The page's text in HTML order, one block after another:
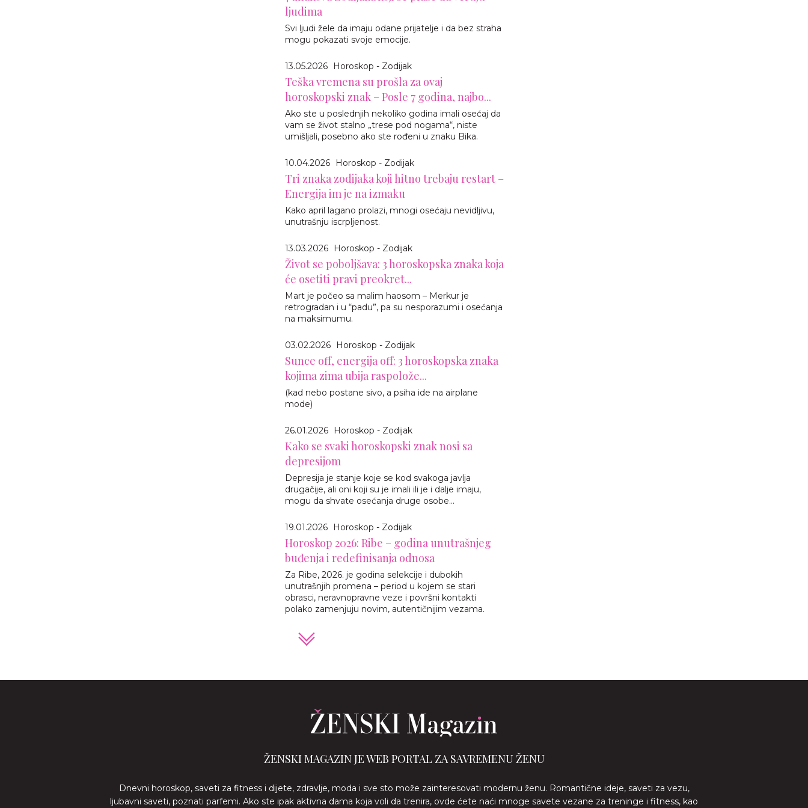
ljudima
Svi ljudi žele da imaju odane prijatelje i da bez straha
mogu pokazati svoje emocije.
13.05.2026 Horoskop - Zodijak
Teška vremena su prošla za ovaj
horoskopski znak – Posle 7 godina, najbo...
Ako ste u poslednjih nekoliko godina imali osećaj da
vam se život stalno „trese pod nogama“, niste
umišljali, posebno ako ste rođeni u znaku Bika.
10.04.2026 Horoskop - Zodijak
Tri znaka zodijaka koji hitno trebaju restart –
Energija im je na izmaku
Kako april lagano prolazi, mnogi osećaju nevidljivu,
unutrašnju iscrpljenost.
13.03.2026 Horoskop - Zodijak
Život se poboljšava: 3 horoskopska znaka koja
će osetiti pravi preokret...
Mart je počeo sa malim haosom – Merkur je
retrogradan i u “padu”, pa su nesporazumi i osećanja
na maksimumu.
03.02.2026 Horoskop - Zodijak
Sunce off, energija off: 3 horoskopska znaka
kojima zima ubija raspolože...
(kad nebo postane sivo, a psiha ide na airplane
mode)
26.01.2026 Horoskop - Zodijak
Kako se svaki horoskopski znak nosi sa
depresijom
Depresija je stanje koje se kod svakoga javlja
drugačije, ali oni koji su je imali ili je i dalje imaju,
mogu da shvate osećanja druge osobe...
19.01.2026 Horoskop - Zodijak
Horoskop 2026: Ribe – godina unutrašnjeg
buđenja i redefinisanja odnosa
Za Ribe, 2026. je godina selekcije i dubokih
unutrašnjih promena – period u kojem se stari
obrasci, neravnopravne veze i površni kontakti
polako zamenjuju novim, autentičnijim vezama.
ŽENSKI MAGAZIN JE WEB PORTAL ZA SAVREMENU ŽENU
Dnevni horoskop, saveti za fitness i dijete, zdravlje, moda i sve sto može zainteresovati modernu ženu. Romantične ideje, saveti za vezu,
ljubavni saveti, poznati parfemi. Ako ste ipak aktivna dama koja voli da trenira, ovde ćete naći mnoge savete vezane za treninge i fitness, kao